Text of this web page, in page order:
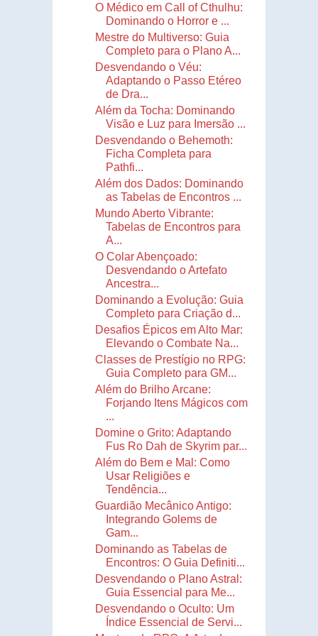
O Médico em Call of Cthulhu:
Dominando o Horror e ...
Mestre do Multiverso: Guia
Completo para o Plano A...
Desvendando o Véu:
Adaptando o Passo Etéreo
de Dra...
Além da Tocha: Dominando
Visão e Luz para Imersão ...
Desvendando o Behemoth:
Ficha Completa para
Pathfi...
Além dos Dados: Dominando
as Tabelas de Encontros ...
Mundo Aberto Vibrante:
Tabelas de Encontros para
A...
O Colar Abençoado:
Desvendando o Artefato
Ancestra...
Dominando a Evolução: Guia
Completo para Criação d...
Desafios Épicos em Alto Mar:
Elevando o Combate Na...
Classes de Prestígio no RPG:
Guia Completo para GM...
Além do Brilho Arcane:
Forjando Itens Mágicos com
...
Domine o Grito: Adaptando
Fus Ro Dah de Skyrim par...
Além do Bem e Mal: Como
Usar Religiões e
Tendência...
Guardião Mecânico Antigo:
Integrando Golems de
Gam...
Dominando as Tabelas de
Encontros: O Guia Definiti...
Desvendando o Plano Astral:
Guia Essencial para Me...
Desvendando o Oculto: Um
Índice Essencial de Servi...